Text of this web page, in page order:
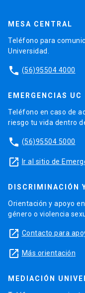
MESA CENTRAL
Teléfono para
Universidad.
phone (56)95504 4000
EMERGENCIAS UC
Teléfono en caso de
riesgo tu vida dentro
phone (56)95504 5000
launch Ir al sitio de
DISCRIMINACIÓN
Orientación y apoyo
género o violencia
launch Contacto para
launch Más orientación
MEDIACIÓN